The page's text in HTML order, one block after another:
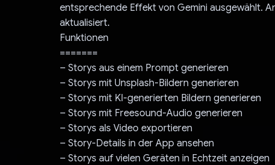
entsprechende Effekt von Gemini ausgewählt.
aktualisiert.
Funktionen
=======
– Storys aus einem Prompt generieren
– Storys mit Unsplash-Bildern generieren
– Storys mit KI-generierten Bildern generieren
– Storys mit Freesound-Audio generieren
– Storys als Video exportieren
– Story-Details in der App ansehen
– Storys auf vielen Geräten in Echtzeit anzeigen